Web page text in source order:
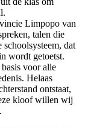
Limpopo van
talen die
dat
wordt getoetst.
voor alle
Helaas
ontstaat,
kloof willen wij